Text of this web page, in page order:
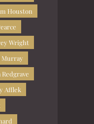
Houston
Wright
Murray
Redgrave
Afflek